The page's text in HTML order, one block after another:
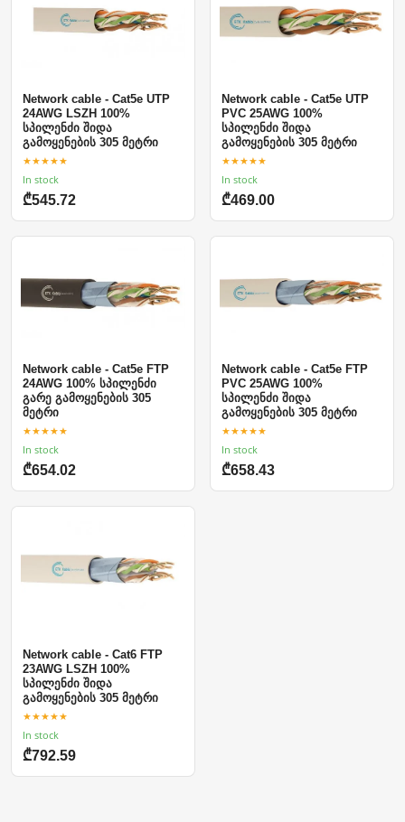
Network cable - Cat5e UTP
24AWG LSZH 100%
სპილენძი შიდა
გამოყენების 305 მეტრი
★★★★★
In stock
₾545.72
Network cable - Cat5e UTP
PVC 25AWG 100%
სპილენძი შიდა
გამოყენების 305 მეტრი
★★★★★
In stock
₾469.00
Network cable - Cat5e FTP
24AWG 100% სპილენძი
გარე გამოყენების 305
მეტრი
★★★★★
In stock
₾654.02
Network cable - Cat5e FTP
PVC 25AWG 100%
სპილენძი შიდა
გამოყენების 305 მეტრი
★★★★★
In stock
₾658.43
Network cable - Cat6 FTP
23AWG LSZH 100%
სპილენძი შიდა
გამოყენების 305 მეტრი
★★★★★
In stock
₾792.59